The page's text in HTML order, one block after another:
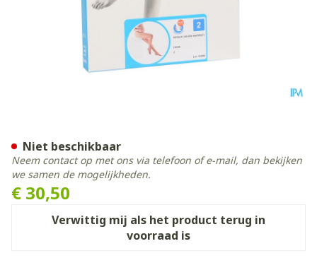
€ 30,50
Verwittig mij als het product terug in
voorraad is
Niet beschikbaar
Neem contact op met ons via telefoon of e-mail, dan bekijken
we samen de mogelijkheden.